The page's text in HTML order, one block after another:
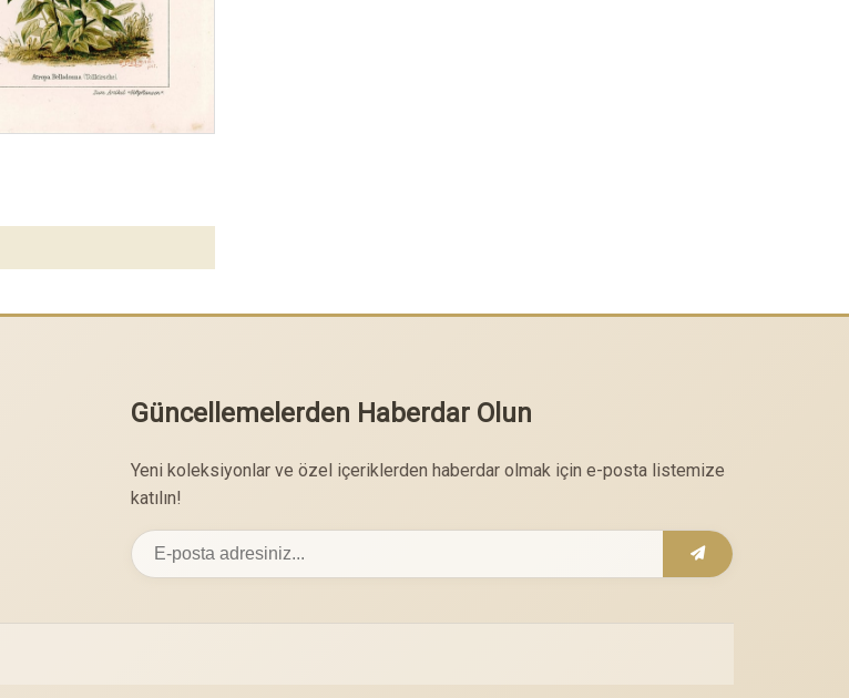
Güncellemelerden Haberdar Olun
Yeni koleksiyonlar ve özel içeriklerden haberdar olmak için e-posta listemize
katılın!